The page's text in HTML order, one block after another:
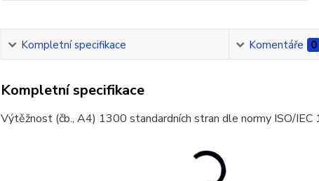
Kompletní specifikace Komentáře 0
Kompletní specifikace
Výtěžnost (čb., A4) 1300 standardních stran dle normy ISO/IEC